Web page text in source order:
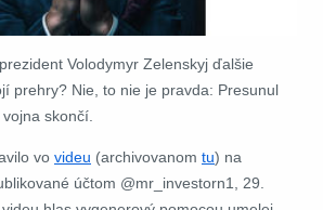
Volodymyr Zelenskyj ďalšie
prehry? Nie, to nie je pravda: Presunul
skončí.
vo videu (archivovanom tu) na
účtom @mr_investorn1, 29.